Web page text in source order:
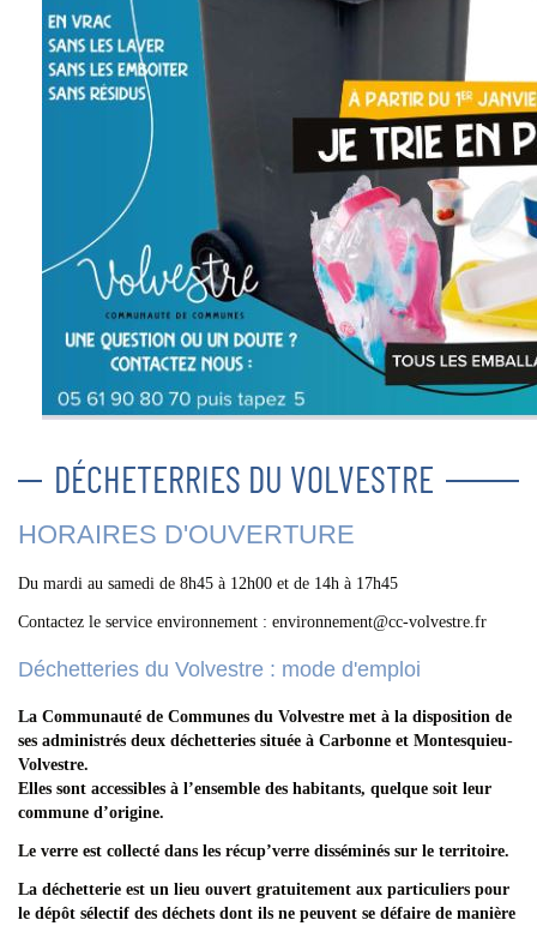
DÉCHETERRIES DU VOLVESTRE
HORAIRES D'OUVERTURE
Du mardi au samedi de 8h45 à 12h00 et de 14h à 17h45
Contactez le service environnement : environnement@cc-volvestre.fr
Déchetteries du Volvestre : mode d'emploi
La Communauté de Communes du Volvestre met à la disposition de
ses administrés deux déchetteries située à Carbonne et Montesquieu-
Volvestre.
Elles sont accessibles à l’ensemble des habitants, quelque soit leur
commune d’origine.
Le verre est collecté dans les récup’verre disséminés sur le territoire.
La déchetterie est un lieu ouvert gratuitement aux particuliers pour
le dépôt sélectif des déchets dont ils ne peuvent se défaire de manière